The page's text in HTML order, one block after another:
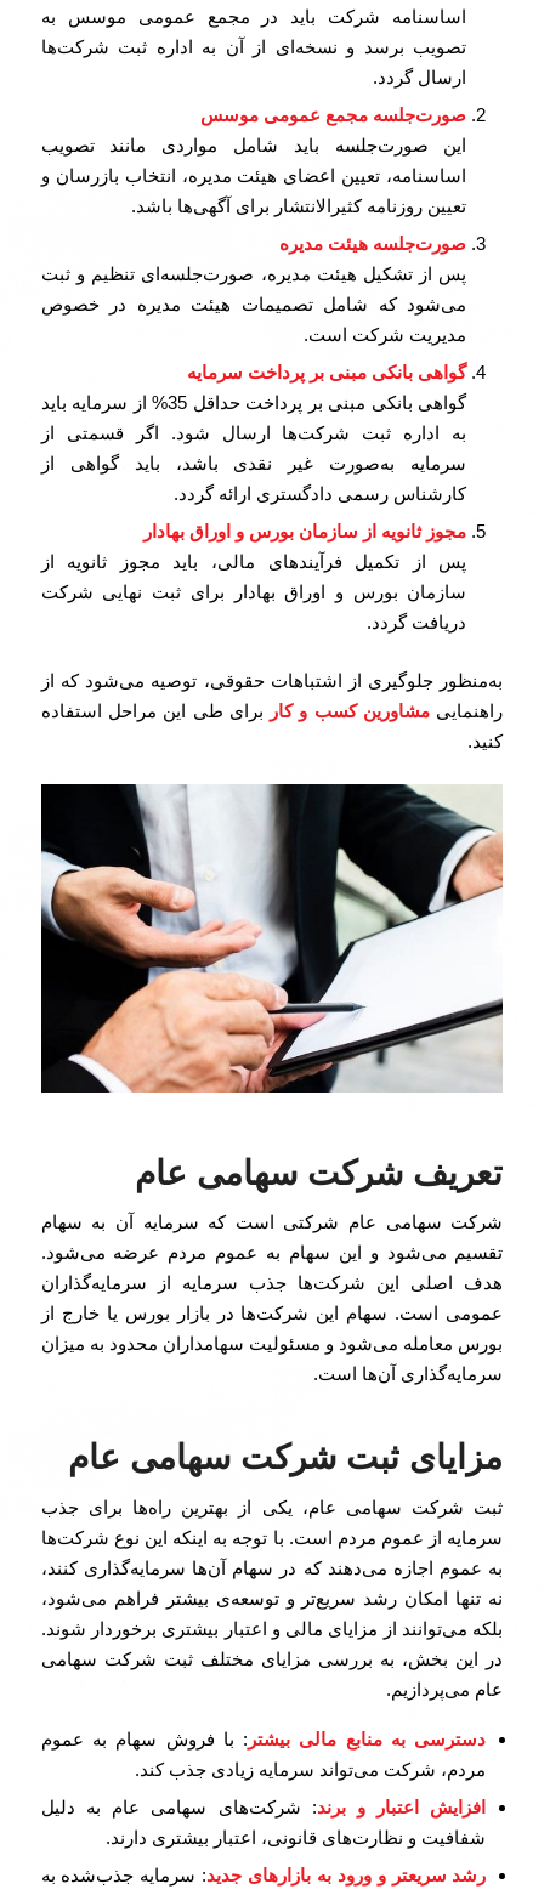
اساسنامه شرکت باید در مجمع عمومی موسس به
تصویب برسد و نسخه‌ای از آن به اداره ثبت شرکت‌ها
ارسال گردد.
صورت‌جلسه مجمع عمومی موسس
این صورت‌جلسه باید شامل مواردی مانند تصویب
اساسنامه، تعیین اعضای هیئت مدیره، انتخاب بازرسان و
تعیین روزنامه کثیرالانتشار برای آگهی‌ها باشد.
صورت‌جلسه هیئت مدیره
پس از تشکیل هیئت مدیره، صورت‌جلسه‌ای تنظیم و ثبت
می‌شود که شامل تصمیمات هیئت مدیره در خصوص
مدیریت شرکت است.
گواهی بانکی مبنی بر پرداخت سرمایه
گواهی بانکی مبنی بر پرداخت حداقل 35% از سرمایه باید
به اداره ثبت شرکت‌ها ارسال شود. اگر قسمتی از
سرمایه به‌صورت غیر نقدی باشد، باید گواهی از
کارشناس رسمی دادگستری ارائه گردد.
مجوز ثانویه از سازمان بورس و اوراق بهادار
پس از تکمیل فرآیندهای مالی، باید مجوز ثانویه از
سازمان بورس و اوراق بهادار برای ثبت نهایی شرکت
دریافت گردد.
به‌منظور جلوگیری از اشتباهات حقوقی، توصیه می‌شود که از
راهنمایی مشاورین کسب و کار برای طی این مراحل استفاده
کنید.
تعریف شرکت سهامی عام
شرکت سهامی عام شرکتی است که سرمایه آن به سهام
تقسیم می‌شود و این سهام به عموم مردم عرضه می‌شود.
هدف اصلی این شرکت‌ها جذب سرمایه از سرمایه‌گذاران
عمومی است. سهام این شرکت‌ها در بازار بورس یا خارج از
بورس معامله می‌شود و مسئولیت سهامداران محدود به میزان
سرمایه‌گذاری آن‌ها است.
مزایای ثبت شرکت سهامی عام
ثبت شرکت سهامی عام، یکی از بهترین راه‌ها برای جذب
سرمایه از عموم مردم است. با توجه به اینکه این نوع شرکت‌ها
به عموم اجازه می‌دهند که در سهام آن‌ها سرمایه‌گذاری کنند،
نه تنها امکان رشد سریع‌تر و توسعه‌ی بیشتر فراهم می‌شود،
بلکه می‌توانند از مزایای مالی و اعتبار بیشتری برخوردار شوند.
در این بخش، به بررسی مزایای مختلف ثبت شرکت سهامی
عام می‌پردازیم.
دسترسی به منابع مالی بیشتر : با فروش سهام به عموم
مردم، شرکت می‌تواند سرمایه زیادی جذب کند.
افزایش اعتبار و برند: شرکت‌های سهامی عام به دلیل
شفافیت و نظارت‌های قانونی، اعتبار بیشتری دارند.
رشد سریعتر و ورود به بازارهای جدید: سرمایه جذب‌شده به